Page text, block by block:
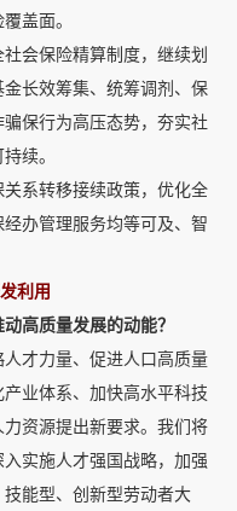
盖面。
会保险精算制度，继续划
长效筹集、统筹调剂、保
保行为高压态势，夯实社
续。
系转移接续政策，优化全
办管理服务均等可及、智
利用
高质量发展的动能？
才力量、促进人口高质量
业体系、加快高水平科技
资源提出新要求。我们将
实施人才强国战略，加强
能型、创新型劳动者大